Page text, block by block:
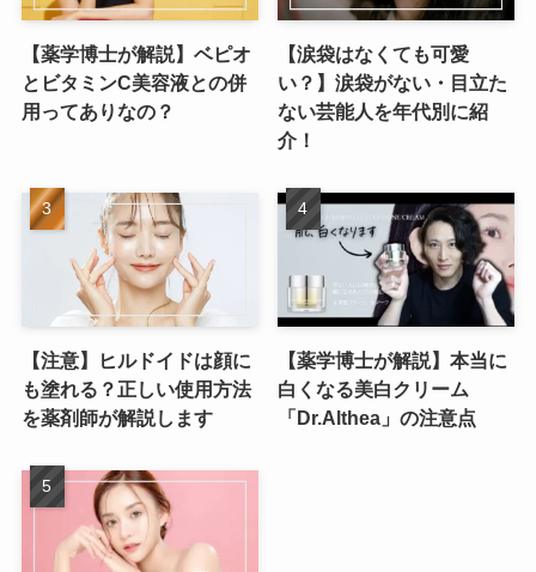
【薬学博士が解説】ベピオ
とビタミンC美容液との併
用ってありなの？
【涙袋はなくても可愛
い？】涙袋がない・目立た
ない芸能人を年代別に紹
介！
【注意】ヒルドイドは顔に
も塗れる？正しい使用方法
を薬剤師が解説します
【薬学博士が解説】本当に
白くなる美白クリーム
「Dr.Althea」の注意点